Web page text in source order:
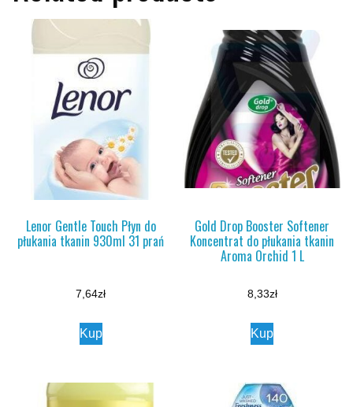
Lenor Gentle Touch Płyn do
płukania tkanin 930ml 31 prań
7,64zł
Kup
Gold Drop Booster Softener
Koncentrat do płukania tkanin
Aroma Orchid 1 L
8,33zł
Kup